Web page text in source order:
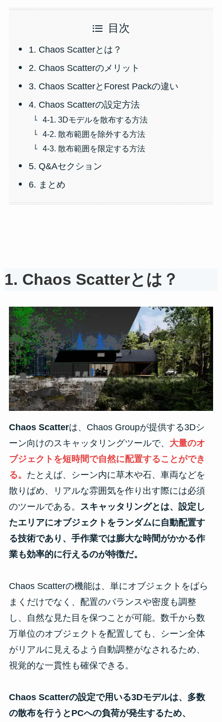
目次
1. Chaos Scatterとは？
2. Chaos Scatterのメリット
3. Chaos ScatterとForest Packの違い
4. Chaos Scatterの設定方法
4-1. 3Dモデルを散布する方法
4-2. 散布範囲を除外する方法
4-3. 散布範囲を限定する方法
5. Q&Aセクション
6. まとめ
1. Chaos Scatterとは？
Chaos Scatterは、Chaos Groupが提供する3Dシ
ーン向けのスキャッタリングツールで、 大量のオ
ブジェクトを短時間で自然に配置することができ
る。 たとえば、シーン内に草木や石、車両などを
散りばめ、リアルな雰囲気を作り出す際には必須
のツールである。 スキャッタリングとは、設定し
たエリアにオブジェクトをランダムに自動配置す
る技術であり、手作業では膨大な時間がかかる作
業も効率的に行えるのが特徴だ。
Chaos Scatterの機能は、単にオブジェクトをばら
まくだけでなく、配置のバランスや密度も調整
し、自然な見た目を保つことが可能。数千から数
万単位のオブジェクトを配置しても、シーン全体
がリアルに見えるよう自動調整がなされるため、
視覚的な一貫性も確保できる。
Chaos Scatterの設定で用いる3Dモデルは、多数
の散布を行うとPCへの負荷が発生するため、